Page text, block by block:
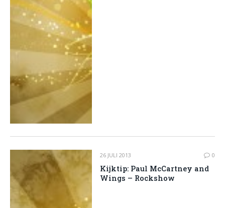
26 JULI 2013 0
Kijktip: Paul McCartney and
Wings – Rockshow